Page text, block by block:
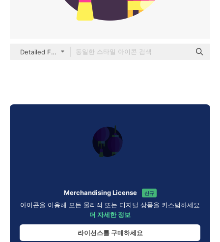
Detailed Flat Circular Flat
Merchandising License 신규
아이콘을 이용해 모든 물리적 또는 디지털 상품을 커스텀하세요
더 자세한 정보
라이선스를 구매하세요